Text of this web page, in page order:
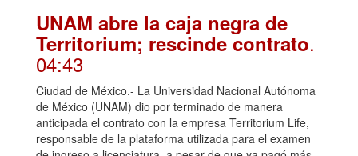
UNAM abre la caja negra de
Territorium; rescinde contrato.
04:43
Ciudad de México.- La Universidad Nacional Autónoma
de México (UNAM) dio por terminado de manera
anticipada el contrato con la empresa Territorium Life,
responsable de la plataforma utilizada para el examen